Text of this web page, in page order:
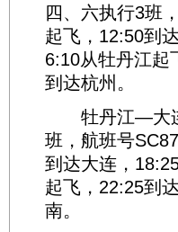
四、六执行3班
起飞，12:50到
6:10从牡丹江起
到达杭州。
牡丹江—大连
班，航班号
到达大连，
起飞，22:25到
南。